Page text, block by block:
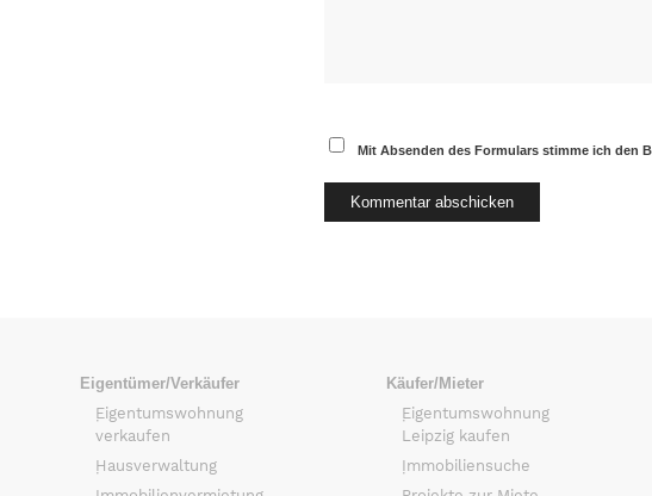
Mit Absenden des Formulars stimme ich den
Eigentümer/Verkäufer
Eigentumswohnung
verkaufen
Hausverwaltung
Käufer/Mieter
Eigentumswohnung
Leipzig kaufen
Immobiliensuche